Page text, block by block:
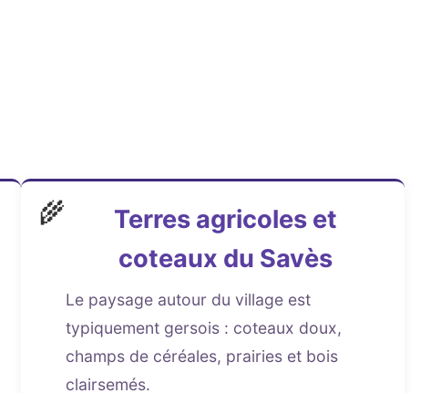
🌾
Terres agricoles et
coteaux du Savès
Le paysage autour du village est
typiquement gersois : coteaux doux,
champs de céréales, prairies et bois
clairsemés.